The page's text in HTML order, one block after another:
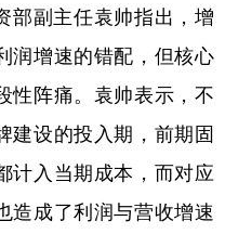
副主任袁帅指出，增
润增速的错配，但核心
性阵痛。袁帅表示，不
建设的投入期，前期固
计入当期成本，而对应
造成了利润与营收增速